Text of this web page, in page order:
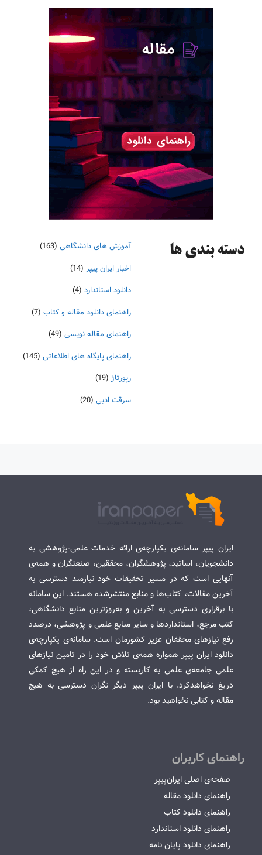
دسته‌ بندی ها آموزش های دانشگاهی (163)
اخبار ایران پیپر (14)
دانلود استاندارد (4)
راهنمای دانلود مقاله و کتاب (7)
راهنمای مقاله نویسی (49)
راهنمای پایگاه های اطلاعاتی (145)
رپورتاژ (19)
سرقت ادبی (20)
ایران پیپر سامانه‌ی یکپارچه‌ی ارائه خدمات علمی-پژوهشی به
دانشجویان، اساتید، پژوهشگران، محققین، صنعتگران و همه‌ی
آنهایی است که در مسیر تحقیقات خود نیازمند دسترسی به
آخرین مقالات، کتاب‌ها و منابع منتشرشده هستند. این سامانه
با برقراری دسترسی به آخرین و به‌روزترین منابع دانشگاهی،
کتب مرجع، استانداردها و سایر منابع علمی و پژوهشی، درصدد
رفع نیازهای محققان عزیز کشورمان است. سامانه‌ی یکپارچه‌ی
دانلود ایران پیپر همواره همه‌ی تلاش خود را در تامین نیازهای
علمی جامعه‌ی علمی به کاربسته و در این راه از هیچ کمکی
دریغ نخواهدکرد. با ایران پیپر دیگر نگران دسترسی به هیچ
مقاله و کتابی نخواهید بود.
راهنمای کاربران
صفحه‌ی اصلی ایران‌پیپر
راهنمای دانلود مقاله
راهنمای دانلود کتاب
راهنمای دانلود استاندارد
راهنمای دانلود پایان نامه